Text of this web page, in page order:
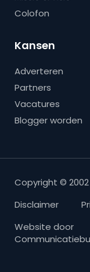
Colofon
Kansen
Adverteren
Partners
Vacatures
Blogger worden
Copyright ©
Disclaimer
Website door